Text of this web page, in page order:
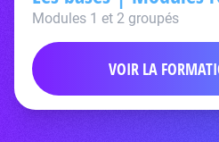
Modules 1 et 2 groupés
VOIR LA